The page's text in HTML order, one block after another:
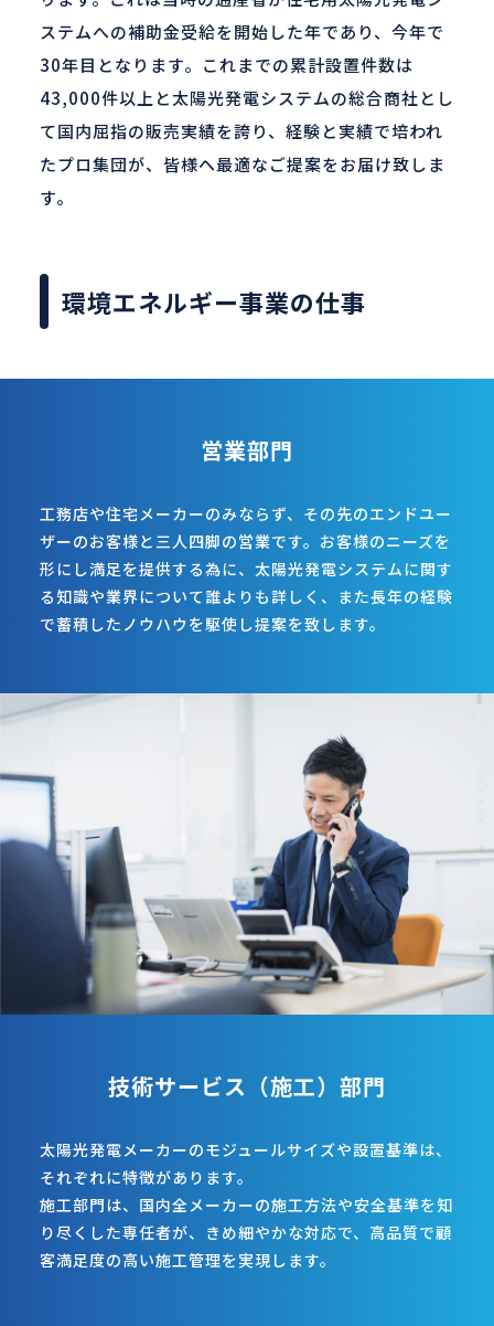
ステムへの補助金受給を開始した年であり、今年で
30年目となります。これまでの累計設置件数は
43,000件以上と太陽光発電システムの総合商社とし
て国内屈指の販売実績を誇り、経験と実績で培われ
たプロ集団が、皆様へ最適なご提案をお届け致しま
す。
環境エネルギー事業の仕事
営業部門
工務店や住宅メーカーのみならず、その先のエンドユー
ザーのお客様と三人四脚の営業です。お客様のニーズを
形にし満足を提供する為に、太陽光発電システムに関す
る知識や業界について誰よりも詳しく、また長年の経験
で蓄積したノウハウを駆使し提案を致します。
技術サービス（施工）部門
太陽光発電メーカーのモジュールサイズや設置基準は、
それぞれに特徴があります。
施工部門は、国内全メーカーの施工方法や安全基準を知
り尽くした専任者が、きめ細やかな対応で、高品質で顧
客満足度の高い施工管理を実現します。